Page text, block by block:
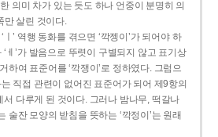
의미 차가 있는 듯도 하나 언중이 분명히 의
만 살린 것이다.
’ 역행 동화를 겪으면 ‘깍젱이’가 되어야 하
‘ㅔ’가 발음으로 뚜렷이 구별되지 않고 표기상
하여 표준어를 ‘깍쟁이’로 정하였다. 그럼으
는 직접 관련이 없어진 표준어가 되어 제9항의
다루게 된 것이다. 그러나 밤나무, 떡갈나
술잔 모양의 받침을 뜻하는 ‘깍정이’는 원래